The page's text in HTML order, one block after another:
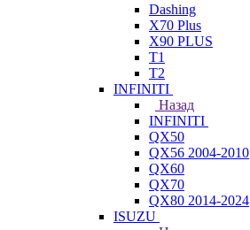
Dashing
X70 Plus
X90 PLUS
T1
T2
INFINITI
Назад
INFINITI
QX50
QX56 2004-2010
QX60
QX70
QX80 2014-2024
ISUZU